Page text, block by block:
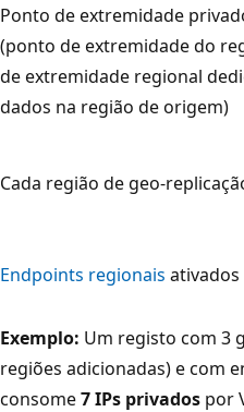
Ponto de extremidade
(ponto de extremidade do
de extremidade regional
dados na região de origem)
Cada região de geo-
Endpoints regionais ativados
Exemplo: Um registo com 3
regiões adicionadas) e com
consome7 IPs privados por